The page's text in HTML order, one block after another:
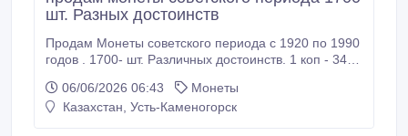
шт. Разных достоинств
Продам Монеты советского периода с 1920 по 1990
годов . 1700- шт. Различных достоинств. 1 коп - 340
06/06/2026 06:43
Монеты
Казахстан, Усть-Каменогорск